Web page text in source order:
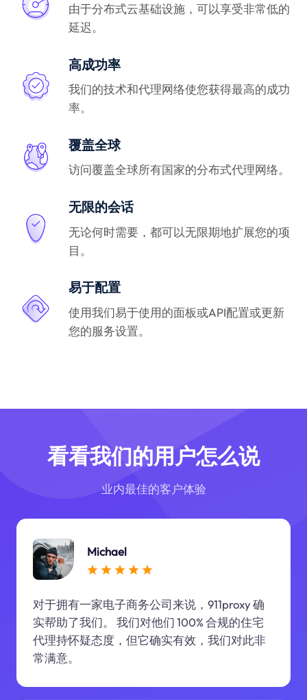
由于分布式云基础设施，可以享受非常低的
延迟。
高成功率
我们的技术和代理网络使您获得最高的成功
率。
覆盖全球
访问覆盖全球所有国家的分布式代理网络。
无限的会话
无论何时需要，都可以无限期地扩展您的项
目。
易于配置
使用我们易于使用的面板或API配置或更新
您的服务设置。
看看我们的用户怎么说
业内最佳的客户体验
Michael
对于拥有一家电子商务公司来说，911proxy 确
实帮助了我们。 我们对他们 100% 合规的住宅
代理持怀疑态度，但它确实有效，我们对此非
常满意。